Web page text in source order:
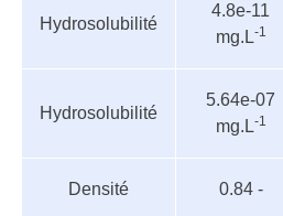
des
valeur
Hydrosolubilité
4.8e-11
mg.L-1
Hydrosolubilité
5.64e-07
mg.L-1
Densité 0.84 -